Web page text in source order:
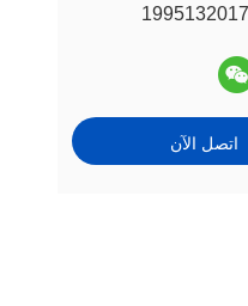
اتصل الآن